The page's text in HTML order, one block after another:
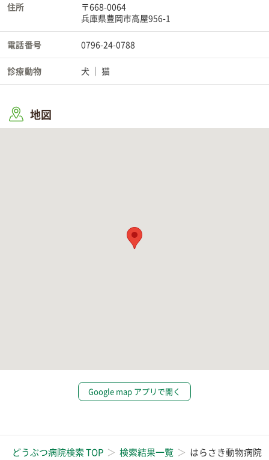
住所
〒668-0064
兵庫県豊岡市高屋956-1
電話番号 0796-24-0788
診療動物 犬 猫
地図
Google map アプリで開く
どうぶつ病院検索 TOP 検索結果一覧 はらさき動物病院